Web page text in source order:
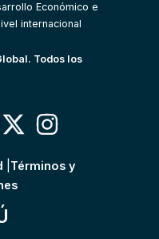
Económico e
internacional
Todos los
Términos y